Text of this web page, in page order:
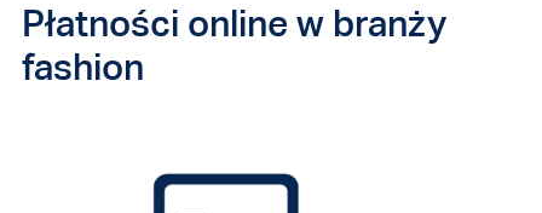
Płatności online w branży
fashion